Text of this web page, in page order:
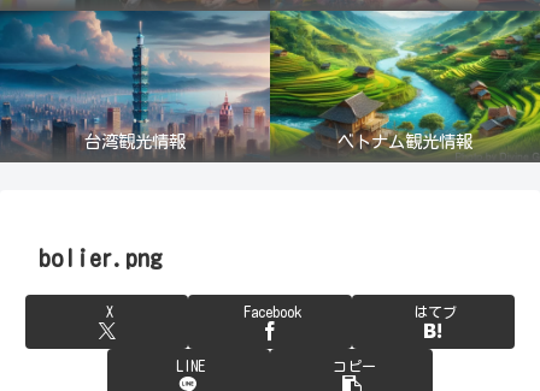
台湾観光情報 ベトナム観光情報
bolier.png
X Facebook はてブ
LINE コピー